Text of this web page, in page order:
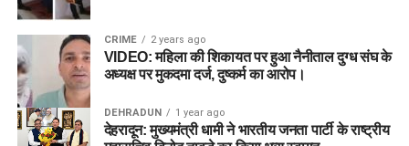
CRIME 2 years ago
VIDEO: महिला की शिकायत पर हुआ नैनीताल दुग्ध संघ के
अध्यक्ष पर मुकदमा दर्ज, दुष्कर्म का आरोप।
DEHRADUN 1 year ago
देहरादून: मुख्यमंत्री धामी ने भारतीय जनता पार्टी के राष्ट्रीय